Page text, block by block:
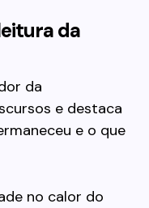
da
da
e destaca
e o que
no calor do